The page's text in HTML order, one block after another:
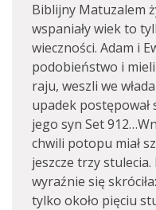
Biblijny Matuzalem
wspaniały wiek to
wieczności. Adam i
podobieństwo i
raju, weszli we
upadek postępował
jego syn Set
chwili potopu miał
jeszcze trzy
wyraźnie się
tylko około pięciu